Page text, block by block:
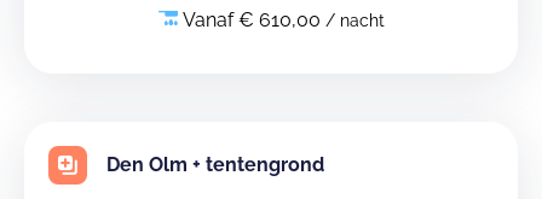
Vanaf € 610,00 / nacht
Den Olm + tentengrond